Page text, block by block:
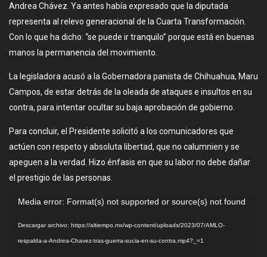
Andrea Chávez. Ya antes había expresado que la diputada
representa al relevo generacional de la Cuarta Transformación.
Con lo que ha dicho: “se puede ir tranquilo” porque está en buenas
manos la permanencia del movimiento.
La legisladora acusó a la Gobernadora panista de Chihuahua, Maru
Campos, de estar detrás de la oleada de ataques e insultos en su
contra, para intentar ocultar su baja aprobación de gobierno.
Para concluir, el Presidente solicitó a los comunicadores que
actúen con respeto y absoluta libertad, que no calumnien y se
apeguen a la verdad. Hizo énfasis en que su labor no debe dañar
el prestigio de las personas.
Reproductor
Media error: Format(s) not supported or source(s) not found
Descargar archivo: https://altiempo.mx/wp-content/uploads/2023/07/AMLO-
respalda-a-Andrea-Chavez-tras-guerra-sucia-en-su-contra.mp4?_=1